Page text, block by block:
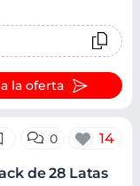
la oferta
0 14
de 28 Latas